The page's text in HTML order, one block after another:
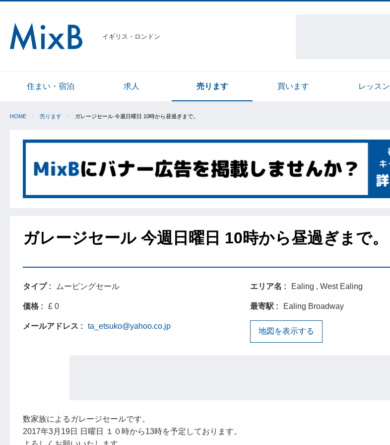
イギリス・ロンドン
住まい・宿泊 求人 売ります 買います レッスン
HOME 売ります ガレージセール 今週日曜日 10時から昼過ぎまで。
ガレージセール 今週日曜日 10時から昼過ぎまで。
タイプ ムービングセール
価格 £ 0
メールアドレス ta_etsuko@yahoo.co.jp
エリア名 Ealing , West Ealing
最寄駅 Ealing Broadway
地図を表示する
数家族によるガレージセールです。
2017年3月19日 日曜日 １０時から13時を予定しております。